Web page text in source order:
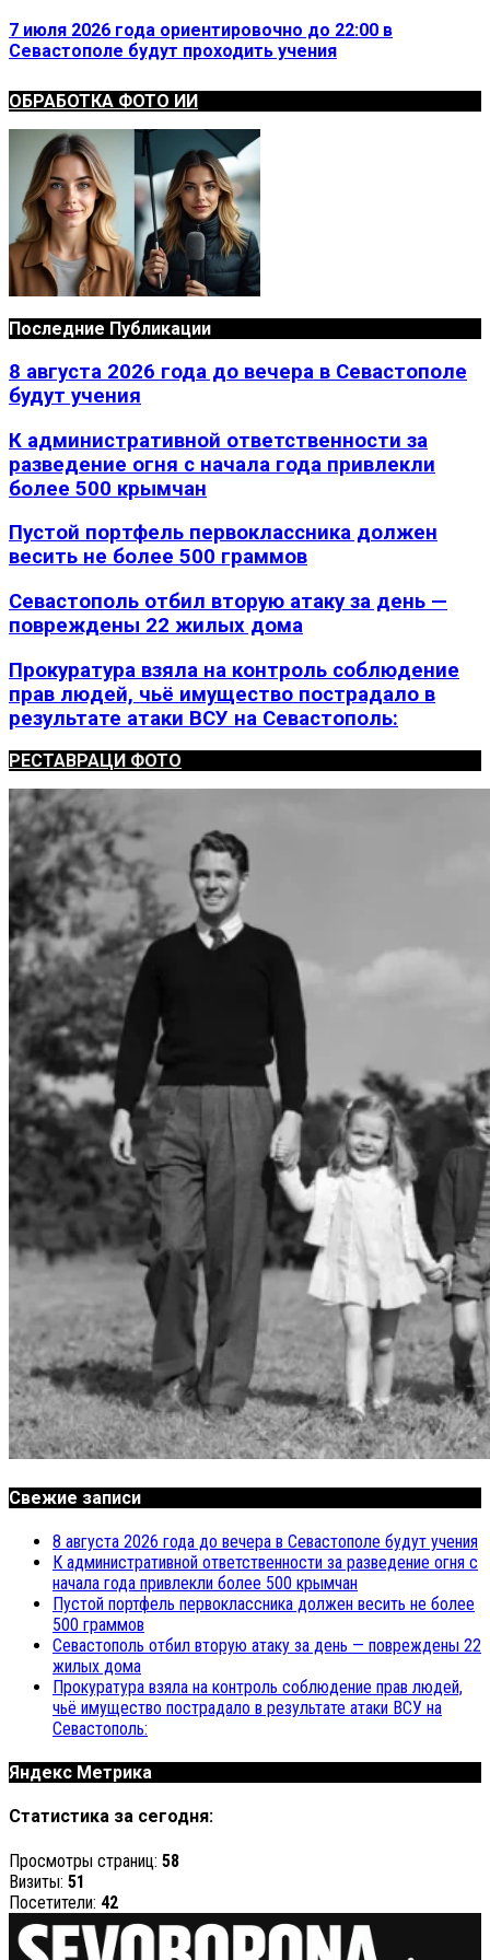
7 июля 2026 года ориентировочно до 22:00 в
Севастополе будут проходить учения
ОБРАБОТКА ФОТО ИИ
Последние Публикации
8 августа 2026 года до вечера в Севастополе
будут учения
К административной ответственности за
разведение огня с начала года привлекли
более 500 крымчан
Пустой портфель первоклассника должен
весить не более 500 граммов
Севастополь отбил вторую атаку за день —
повреждены 22 жилых дома
Прокуратура взяла на контроль соблюдение
прав людей, чьё имущество пострадало в
результате атаки ВСУ на Севастополь:
РЕСТАВРАЦИ ФОТО
Свежие записи
8 августа 2026 года до вечера в Севастополе будут учения
К административной ответственности за разведение огня с
начала года привлекли более 500 крымчан
Пустой портфель первоклассника должен весить не более
500 граммов
Севастополь отбил вторую атаку за день — повреждены 22
жилых дома
Прокуратура взяла на контроль соблюдение прав людей,
чьё имущество пострадало в результате атаки ВСУ на
Севастополь:
Яндекс Метрика
Статистика за сегодня:
Просмотры страниц: 58
Визиты: 51
Посетители: 42